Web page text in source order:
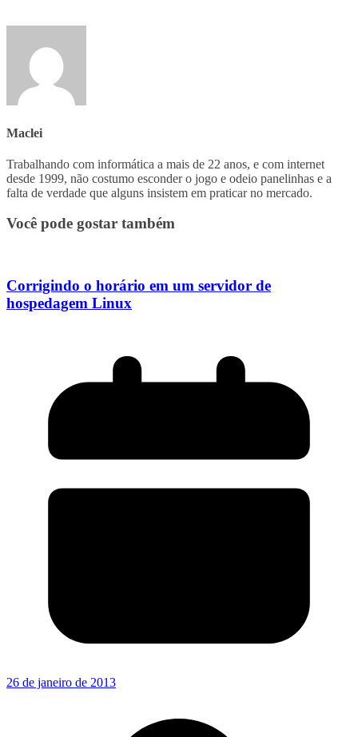
Maclei
Trabalhando com informática a mais de 22 anos, e com internet
desde 1999, não costumo esconder o jogo e odeio panelinhas e a
falta de verdade que alguns insistem em praticar no mercado.
Você pode gostar também
Corrigindo o horário em um servidor de
hospedagem Linux
26 de janeiro de 2013